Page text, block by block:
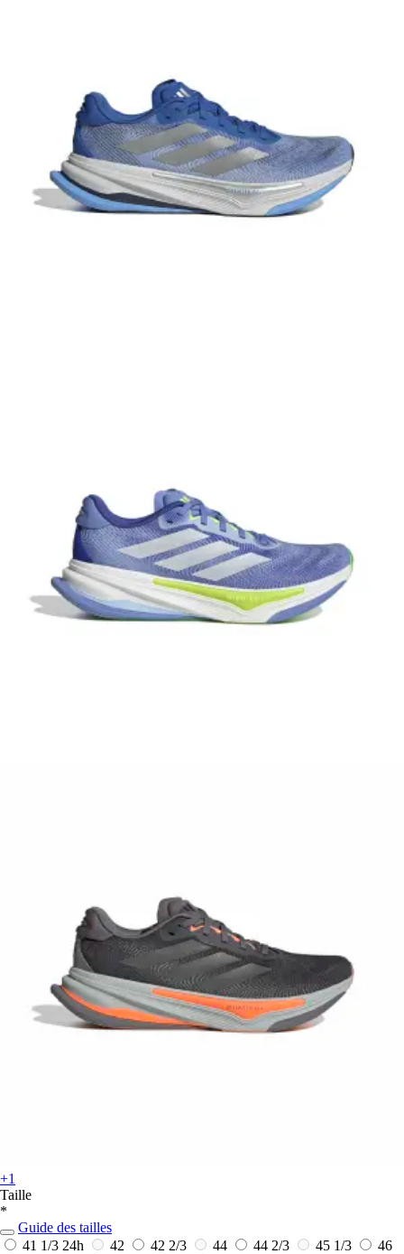
+1
Taille
*
Guide des tailles
41 1/3 24h 42 42 2/3 44 44 2/3 45 1/3
46